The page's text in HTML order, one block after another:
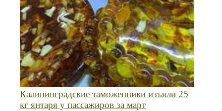
Калининградские таможенники изъяли 25
кг янтаря у пассажиров за март